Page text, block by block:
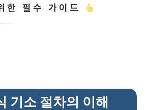
한 필수 가이드
기소 절차의 이해